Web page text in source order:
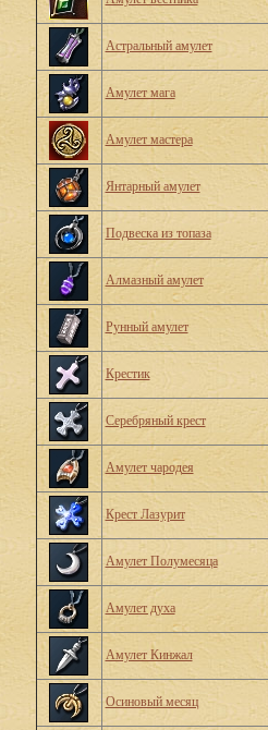
Астральный амулет
Амулет мага
Амулет мастера
Янтарный амулет
Подвеска из топаза
Алмазный амулет
Рунный амулет
Крестик
Серебряный крест
Амулет чародея
Крест Лазурит
Амулет Полумесяца
Амулет духа
Амулет Кинжал
Осиновый месяц